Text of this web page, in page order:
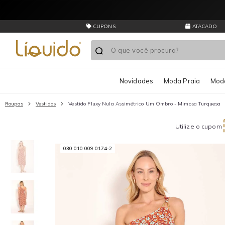
CUPONS ATACADO
Novidades Moda Praia
Roupas Vestidos Vestido Fluxy Nula Assimétrico Um Ombro - Mimosa Turquesa
Utilize o cupom
030 010 009 0174-2